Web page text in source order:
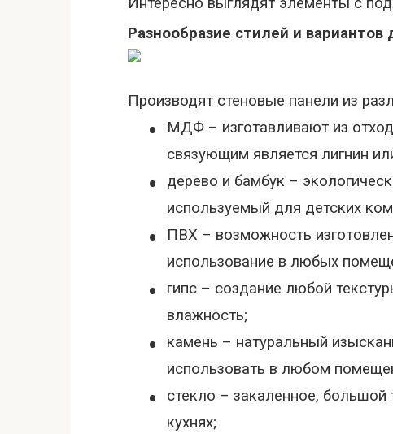
Разнообразие стилей и вариантов
Производят стеновые панели из
•
МДФ – изготавливают из
связующим является лигнин
•
дерево и бамбук –
используемый для детских
•
ПВХ – возможность
использование в любых
• гипс – создание любой
влажность;
•
камень – натуральный
использовать в любом
•
стекло – закаленное,
кухнях;